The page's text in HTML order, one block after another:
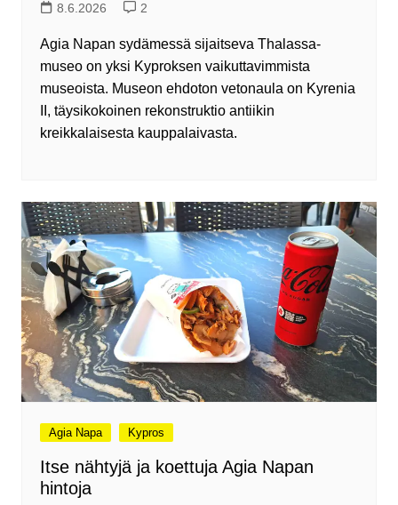
8.6.2026 2
Agia Napan sydämessä sijaitseva Thalassa-
museo on yksi Kyproksen vaikuttavimmista
museoista. Museon ehdoton vetonaula on Kyrenia
II, täysikokoinen rekonstruktio antiikin
kreikkalaisesta kauppalaivasta.
Agia Napa Kypros
Itse nähtyjä ja koettuja Agia Napan
hintoja